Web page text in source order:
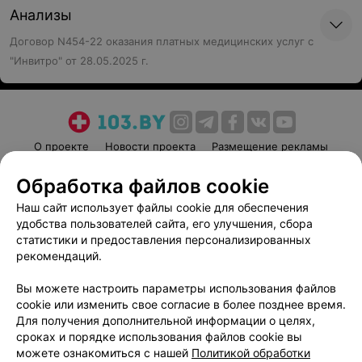
Анализы
Договор N454-22 оказания платных медицинских услуг с
"Инвитро" от 28.05.2025 г.
О проекте Новости проекта
Размещение рекламы
Пользовательское соглашение
Способы оплаты
Вакансии
Партнеры
Написать руководителю 103.by
Обработка персональных данных
Обработка файлов cookie
Наш сайт использует файлы cookie для обеспечения
удобства пользователей сайта, его улучшения, сбора
статистики и предоставления персонализированных
рекомендаций.
Вы можете настроить параметры использования файлов
cookie или изменить свое согласие в более позднее время.
Для получения дополнительной информации о целях,
сроках и порядке использования файлов cookie вы
можете ознакомиться с нашей Политикой обработки